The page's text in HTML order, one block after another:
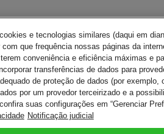
e tecnologias similares (daqui em
que frequência nossas páginas da
conveniência e eficiência máximas e
transferências de dados para
de proteção de dados (por
por um provedor terceirizado e a
suas configurações em “Gerenciar
Notificação judicial